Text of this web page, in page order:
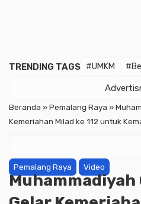
TRENDING TAGS #UMKM
Beranda »Pemalang Raya »
Kemeriahan Milad ke 112 untuk
Pemalang Raya Video
Muhammadiyah